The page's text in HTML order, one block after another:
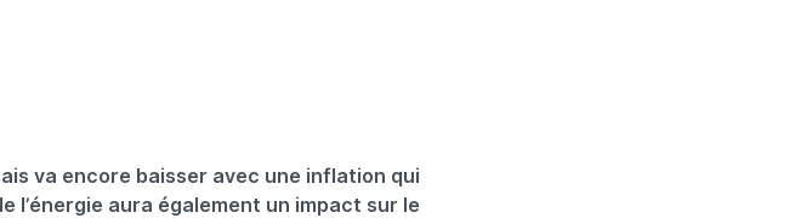
va encore baisser avec une inflation qui
l’énergie aura également un impact sur le